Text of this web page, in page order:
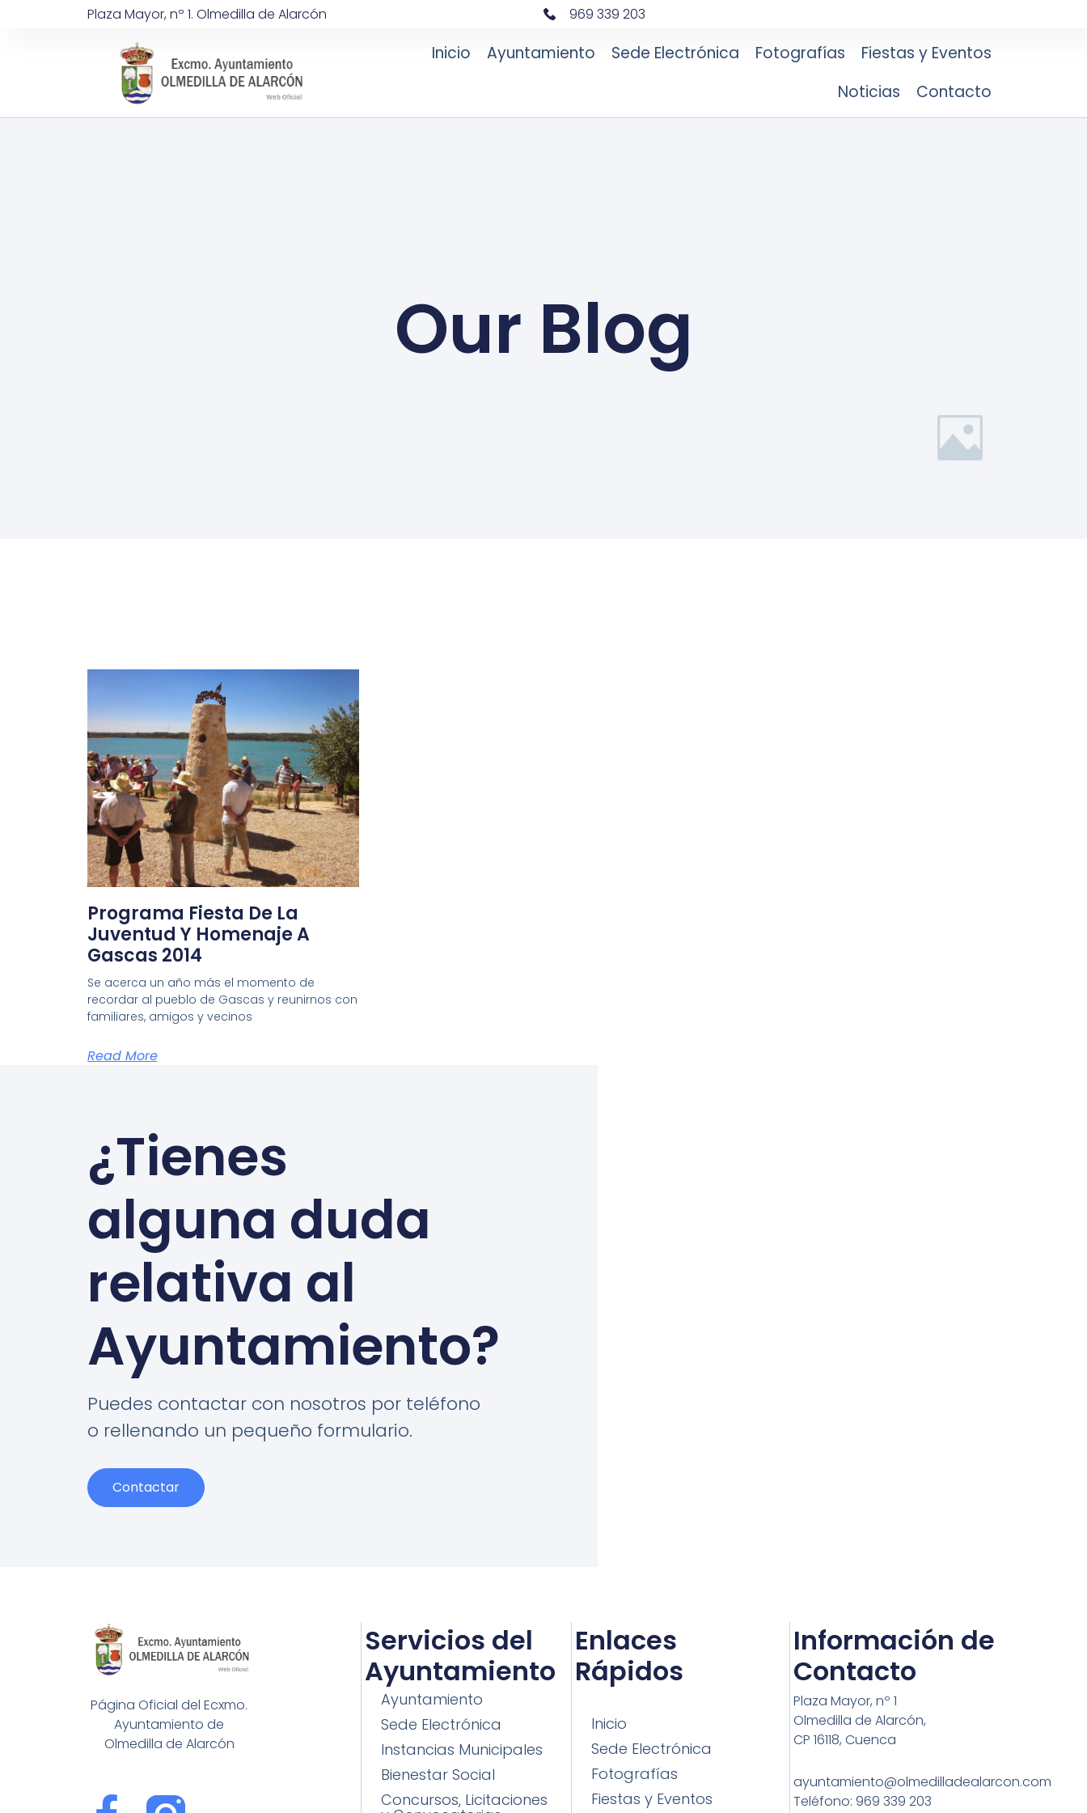
Plaza Mayor, nº 1. Olmedilla de Alarcón 969 339 203
Inicio Ayuntamiento Sede Electrónica Fotografías
Fiestas y Eventos
Noticias
Contacto
Our Blog
Programa Fiesta De La
Juventud Y Homenaje A
Gascas 2014
Se acerca un año más el momento de
recordar al pueblo de Gascas y reunirnos con
familiares, amigos y vecinos
Read More
¿Tienes
alguna duda
relativa al
Ayuntamiento?
Puedes contactar con nosotros por teléfono
o rellenando un pequeño formulario.
Contactar
Página Oficial del Ecxmo.
Ayuntamiento de
Olmedilla de Alarcón
Servicios del
Ayuntamiento
Ayuntamiento
Sede Electrónica
Instancias Municipales
Bienestar Social
Concursos, Licitaciones
Enlaces
Rápidos
Inicio
Sede Electrónica
Fotografías
Fiestas y Eventos
Información de
Contacto
Plaza Mayor, nº 1
Olmedilla de Alarcón,
CP 16118, Cuenca
ayuntamiento@olmedilladealarcon.com
Teléfono: 969 339 203